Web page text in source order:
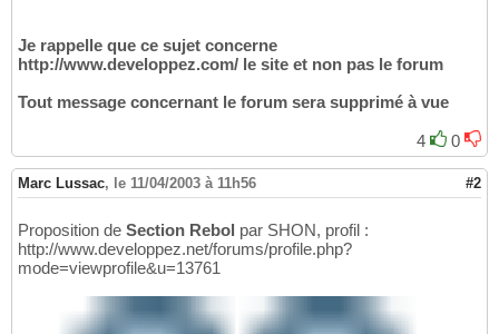
Je rappelle que ce sujet concerne
http://www.developpez.com/ le site et non pas le forum
Tout message concernant le forum sera supprimé à vue
4 0
Marc Lussac, le 11/04/2003 à 11h56 #2
Proposition de Section Rebol par SHON, profil :
http://www.developpez.net/forums/profile.php?
mode=viewprofile&u=13761